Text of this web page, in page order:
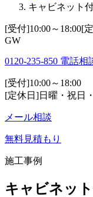
キャビネット
[受付]10:00～18:00[
GW
0120-235-850 電話相
[受付]10:00～18:00
[定休日]日曜・祝日
メール相談
無料見積もり
施工事例
キャビネッ